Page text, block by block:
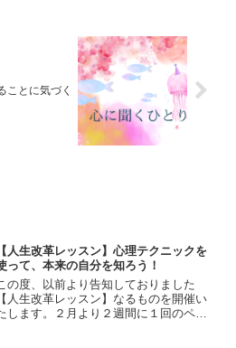
ことに気づく
【人生改革レッスン】心理テクニックを
って、本来の自分を知ろう！
の度、以前より告知しておりました
【人生改革レッスン】なるものを開催い
します。２月より２週間に１回のペー